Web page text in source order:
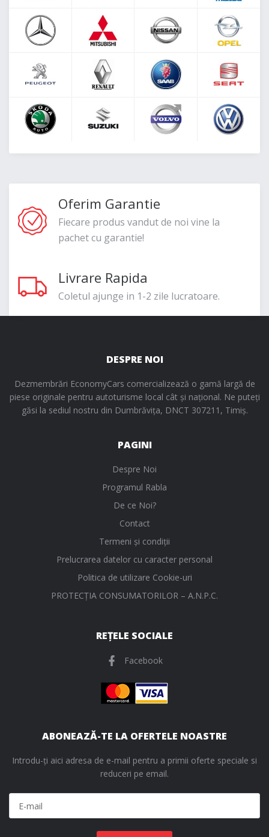
Oferim Garantie
Fiecare produs vandut de noi vine la
pachet cu garantie!
Livrare Rapida
Coletul ajunge in 1-2 zile lucratoare.
DESPRE NOI
Dezmembrări EconomyCars comercializează o gamă largă de
piese originale pentru autoturisme local cât și național. Ne puteți
găsi la sediul nostru din Dumbrăvița, DNCT 307211, Timiș.
PAGINI
Despre Noi
Programul Rabla
De ce Noi?
Contact
Termeni și condiții
Prelucrarea datelor cu caracter personal
Politica de utilizare Cookie-uri
PROTECŢIA CONSUMATORILOR – A.N.P.C.
REȚELE SOCIALE
Facebook
ABONEAZĂ-TE LA OFERTELE NOASTRE
Introdu-ți aici adresa de e-mail pentru a primii oferte speciale si
reduceri pe email.